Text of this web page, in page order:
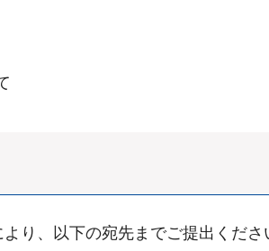
より、以下の宛先までご提出くださ